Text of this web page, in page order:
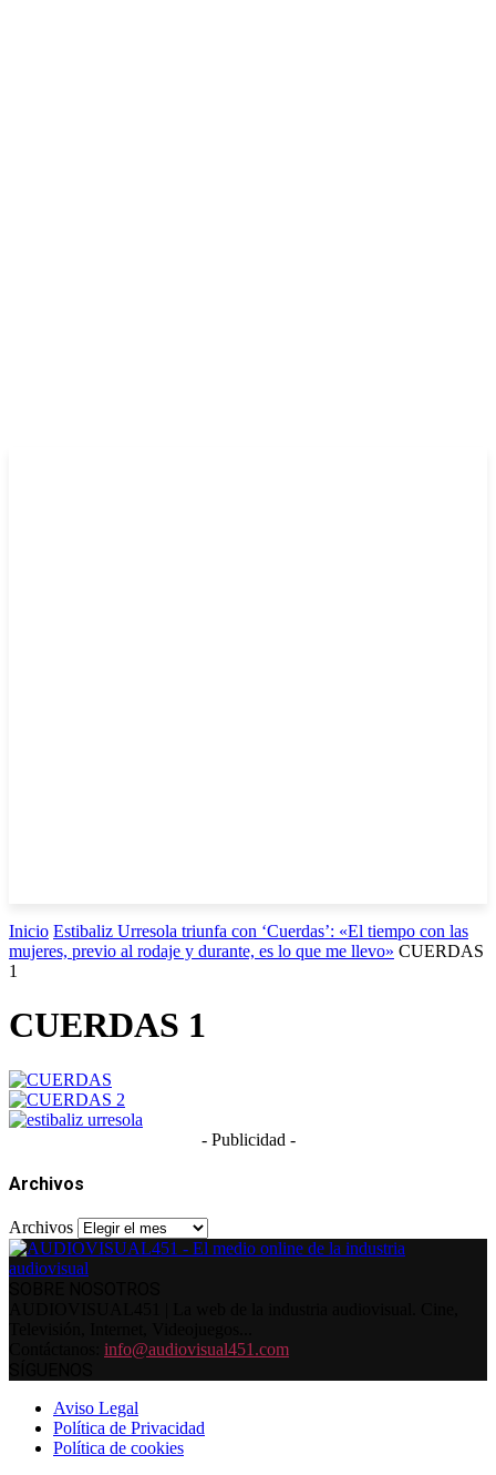
Inicio Estibaliz Urresola triunfa con ‘Cuerdas’: «El tiempo con las
mujeres, previo al rodaje y durante, es lo que me llevo» CUERDAS
1
CUERDAS 1
- Publicidad -
Archivos
Archivos
info@audiovisual451.com
Aviso Legal
Política de Privacidad
Política de cookies